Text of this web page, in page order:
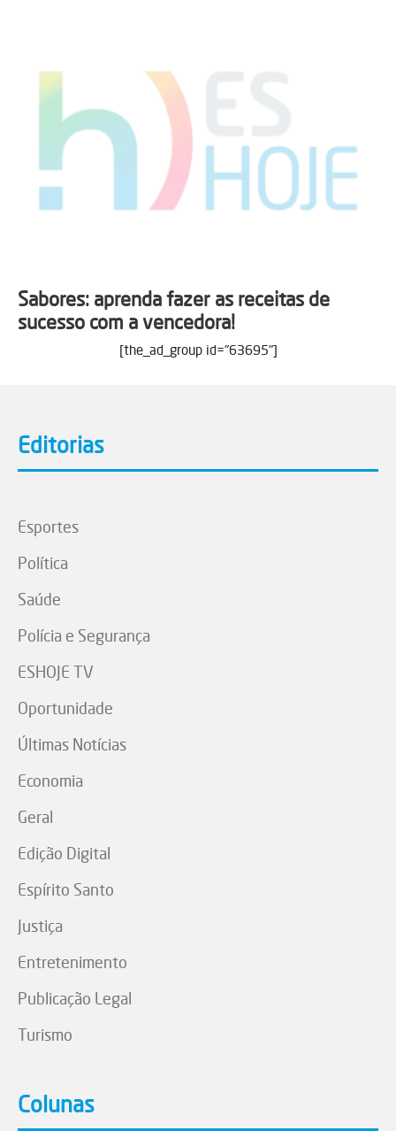
Sabores: aprenda fazer as receitas de
sucesso com a vencedora!
[the_ad_group id="63695"]
Editorias
Esportes
Política
Saúde
Polícia e Segurança
ESHOJE TV
Oportunidade
Últimas Notícias
Economia
Geral
Edição Digital
Espírito Santo
Justiça
Entretenimento
Publicação Legal
Turismo
Colunas